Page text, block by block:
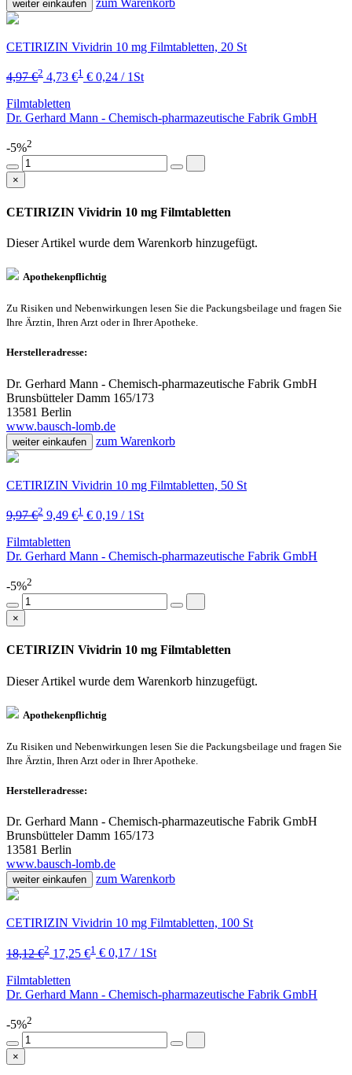
weiter einkaufen
CETIRIZIN Vividrin 10 mg Filmtabletten, 20 St
4,97 €2 4,73 €1 € 0,24 / 1St
Filmtabletten
Dr. Gerhard Mann - Chemisch-pharmazeutische Fabrik GmbH
-5%2
×
CETIRIZIN Vividrin 10 mg Filmtabletten
Dieser Artikel wurde dem Warenkorb hinzugefügt.
Apothekenpflichtig
Zu Risiken und Nebenwirkungen lesen Sie die Packungsbeilage und fragen Sie
Ihre Ärztin, Ihren Arzt oder in Ihrer Apotheke.
Herstelleradresse:
Dr. Gerhard Mann - Chemisch-pharmazeutische Fabrik GmbH
Brunsbütteler Damm 165/173
13581 Berlin
www.bausch-lomb.de
weiter einkaufen zum Warenkorb
CETIRIZIN Vividrin 10 mg Filmtabletten, 50 St
9,97 €2 9,49 €1 € 0,19 / 1St
Filmtabletten
Dr. Gerhard Mann - Chemisch-pharmazeutische Fabrik GmbH
-5%2
×
CETIRIZIN Vividrin 10 mg Filmtabletten
Dieser Artikel wurde dem Warenkorb hinzugefügt.
Apothekenpflichtig
Zu Risiken und Nebenwirkungen lesen Sie die Packungsbeilage und fragen Sie
Ihre Ärztin, Ihren Arzt oder in Ihrer Apotheke.
Herstelleradresse:
Dr. Gerhard Mann - Chemisch-pharmazeutische Fabrik GmbH
Brunsbütteler Damm 165/173
13581 Berlin
www.bausch-lomb.de
weiter einkaufen zum Warenkorb
CETIRIZIN Vividrin 10 mg Filmtabletten, 100 St
18,12 €2 17,25 €1 € 0,17 / 1St
Filmtabletten
Dr. Gerhard Mann - Chemisch-pharmazeutische Fabrik GmbH
-5%2
×